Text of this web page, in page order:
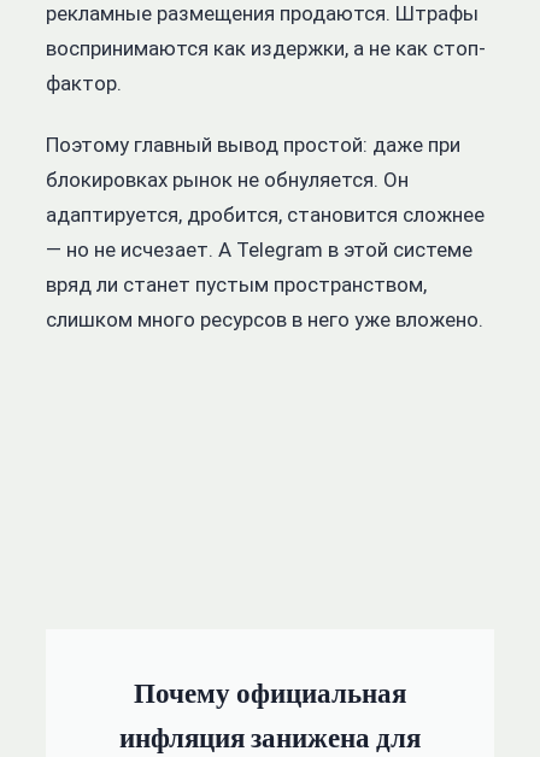
рекламные размещения продаются. Штрафы
воспринимаются как издержки, а не как стоп-
фактор.
Поэтому главный вывод простой: даже при
блокировках рынок не обнуляется. Он
адаптируется, дробится, становится сложнее
— но не исчезает. А Telegram в этой системе
вряд ли станет пустым пространством,
слишком много ресурсов в него уже вложено.
Почему официальная
инфляция занижена для